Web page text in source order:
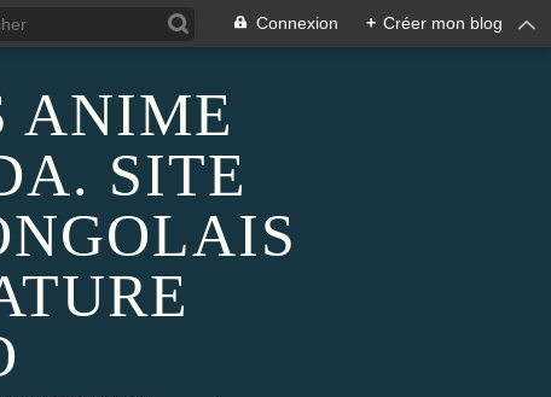
Connexion + Créer mon blog
ANIME
SITE